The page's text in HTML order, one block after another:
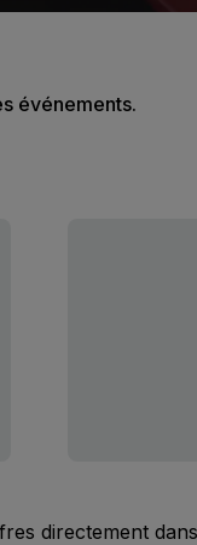
événements.
directement